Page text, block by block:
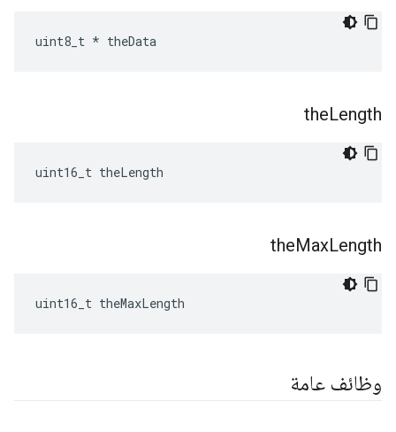
uint8_t * theData
theLength
uint16_t theLength
theMaxLength
uint16_t theMaxLength
وظائف عامة